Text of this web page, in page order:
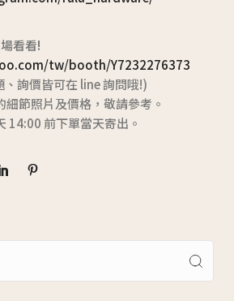
看看!
tw/booth/Y7232276373
詢價皆可在 line 詢問哦!)
節照片及價格，敬請參考。
14:00 前下單當天寄出。